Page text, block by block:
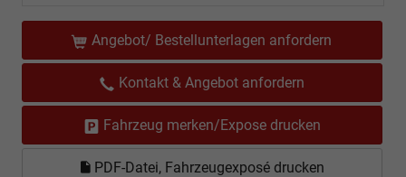
Angebot/ Bestellunterlagen anfordern
Kontakt & Angebot anfordern
Fahrzeug merken/Expose drucken
PDF-Datei, Fahrzeugexposé drucken